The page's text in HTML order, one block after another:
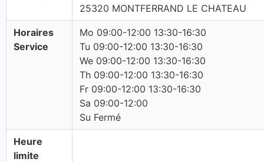
25320 MONTFERRAND LE CHATEAU
Horaires
Service
Mo 09:00-12:00 13:30-16:30
Tu 09:00-12:00 13:30-16:30
We 09:00-12:00 13:30-16:30
Th 09:00-12:00 13:30-16:30
Fr 09:00-12:00 13:30-16:30
Sa 09:00-12:00
Su Fermé
Heure
limite